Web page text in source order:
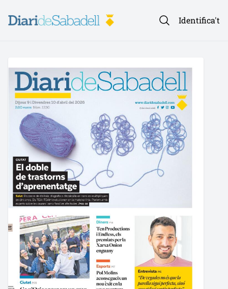
Identifica't